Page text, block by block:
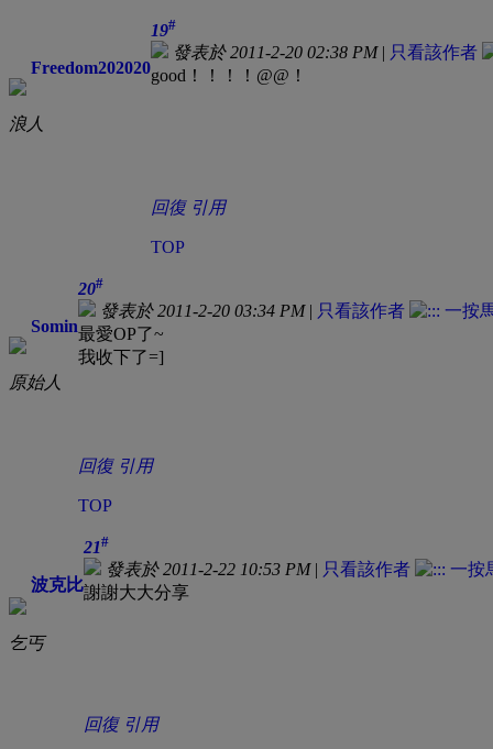
Freedom202020
浪人
19#
發表於 2011-2-20 02:38 PM| 只看該作者
good！！！！@@！
回復 引用
TOP
Somin
原始人
20#
發表於 2011-2-20 03:34 PM| 只看該作者
最愛OP了~
我收下了=]
回復 引用
TOP
波克比
乞丐
21#
發表於 2011-2-22 10:53 PM| 只看該作者
謝謝大大分享
回復 引用